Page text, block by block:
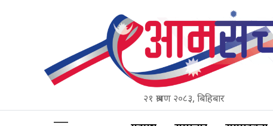
२१ श्रावण २०८३, बिहिबार